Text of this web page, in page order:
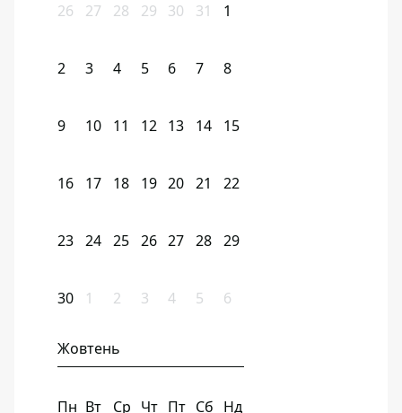
26 27 28 29 30 31 1
2 3 4 5 6 7 8
9 10 11 12 13 14 15
16 17 18 19 20 21 22
23 24 25 26 27 28 29
30 1 2 3 4 5 6
Жовтень
Пн Вт Ср Чт Пт Сб Нд